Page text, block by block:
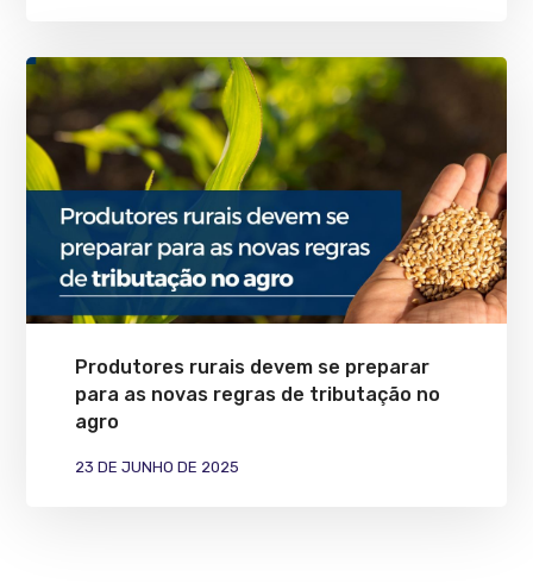
Produtores rurais devem se preparar
para as novas regras de tributação no
agro
23 DE JUNHO DE 2025